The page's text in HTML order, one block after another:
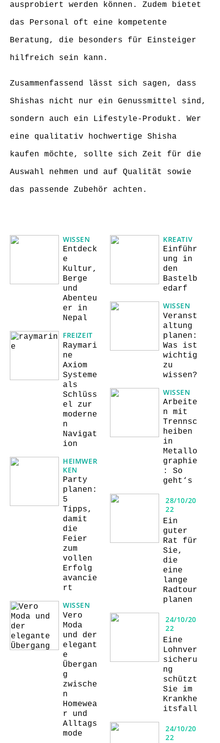
ausprobiert werden können. Zudem bietet
das Personal oft eine kompetente
Beratung, die besonders für Einsteiger
hilfreich sein kann.
Zusammenfassend lässt sich sagen, dass
Shishas nicht nur ein Genussmittel sind,
sondern auch ein Lifestyle-Produkt. Wer
eine qualitativ hochwertige Shisha
kaufen möchte, sollte sich Zeit für die
Auswahl nehmen und auf Qualität sowie
das passende Zubehör achten.
WISSEN
Entdeck
e
Kultur,
Berge
und
Abenteu
er in
Nepal
FREIZEIT
Raymari
ne
Axiom
Systeme
als
Schlüss
el zur
moderne
n
Navigat
ion
HEIMWER
KEN
Party
planen:
5
Tipps,
damit
die
Feier
zum
vollen
Erfolg
avancie
rt
WISSEN
Vero
Moda
und der
elegant
e
Übergan
g
zwische
n
Homewea
r und
Alltags
mode
KREATIV
Einführ
ung in
den
Bastelb
edarf
WISSEN
Veranst
altung
planen:
Was ist
wichtig
zu
wissen?
WISSEN
Arbeite
n mit
Trennsc
heiben
in
Metallo
graphie
: So
geht‘s
28/10/20
22
Ein
guter
Rat für
Sie,
die
eine
lange
Radtour
planen
24/10/20
22
Eine
Lohnver
sicheru
ng
schützt
Sie im
Krankhe
itsfall
24/10/20
22